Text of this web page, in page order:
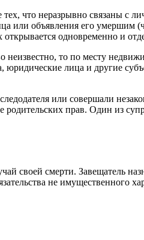
что неразрывно связаны с
или объявления его умершим
одновременно и
то по месту
юридические лица и другие
или совершали
прав. Один из
своей смерти. Завещатель
не имущественного